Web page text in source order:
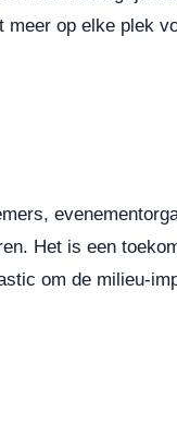
op elke plek
Het is een
om de milieu-